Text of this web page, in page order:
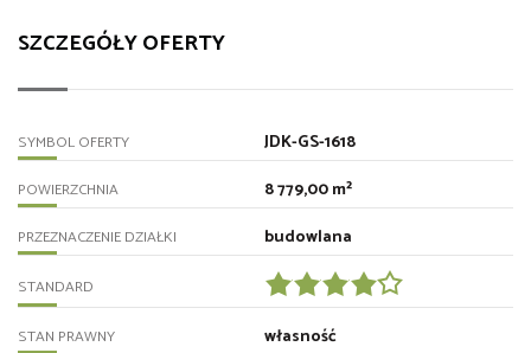
SZCZEGÓŁY OFERTY
SYMBOL OFERTY JDK-GS-1618
POWIERZCHNIA 8 779,00 m²
PRZEZNACZENIE DZIAŁKI budowlana
STANDARD
STAN PRAWNY własność